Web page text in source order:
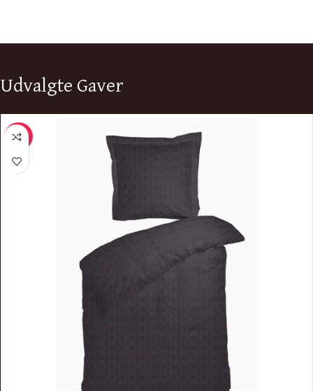
Udvalgte Gaver
-22%